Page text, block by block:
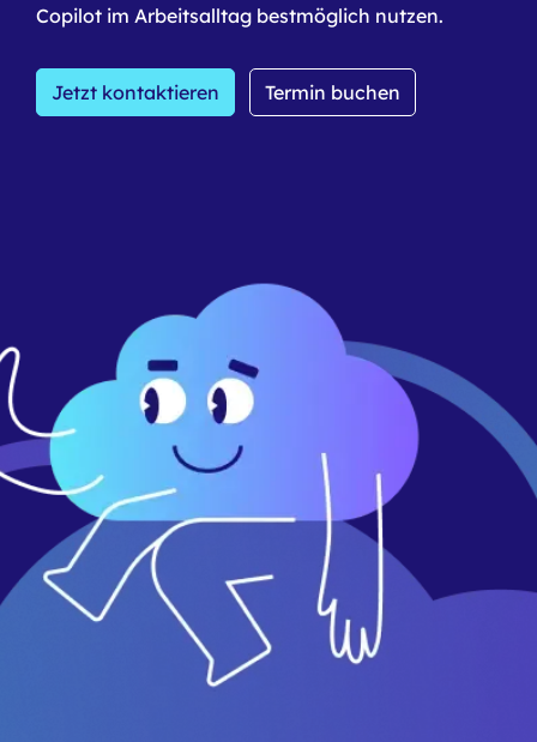
Copilot im Arbeitsalltag bestmöglich nutzen.
Jetzt kontaktieren Termin buchen